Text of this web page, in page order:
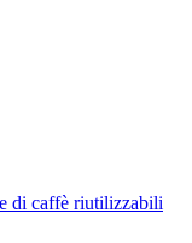
di caffè riutilizzabili